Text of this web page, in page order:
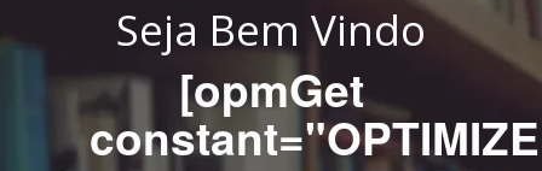
Seja Bem Vindo
[opmGet